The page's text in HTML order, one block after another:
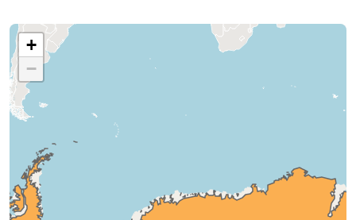
+
−